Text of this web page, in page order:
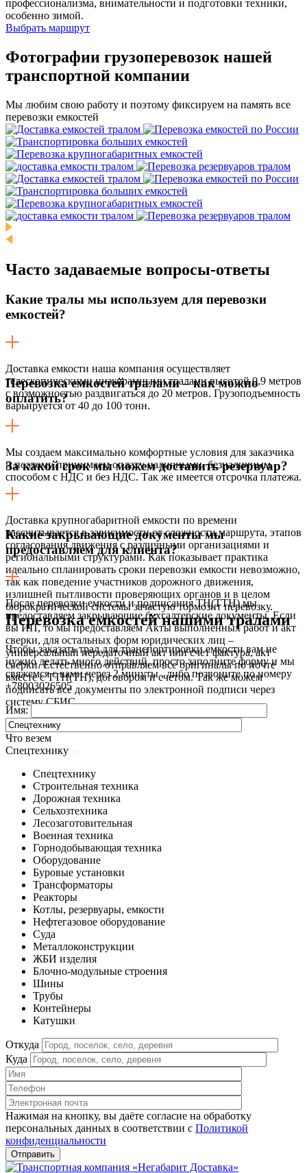
профессионализма, внимательности и подготовки техники,
особенно зимой.
Выбрать маршрут
Фотографии грузоперевозок нашей
транспортной компании
Мы любим свою работу и поэтому фиксируем на память все
перевозки емкостей
Часто задаваемые вопросы-ответы
Какие тралы мы используем для перевозки
емкостей?
Доставка емкости наша компания осуществляет
телескопическими низкорамными тралами высотой 0,9 метров
с возможностью раздвигаться до 20 метров. Грузоподъемность
варьируется от 40 до 100 тонн.
Перевозка емкостей тралами – как можно
оплатить?
Мы создаем максимально комфортные условия для заказчика
и поэтому принимаем оплату наличными, безналичным
способом с НДС и без НДС. Так же имеется отсрочка платежа.
За какой срок мы можем доставить резервуар?
Доставка крупногабаритной емкости по времени
рассчитывается в зависимости от сложности маршрута, этапов
согласования движения с различными организациями и
региональными структурами. Как показывает практика
идеально спланировать сроки перевозки емкости невозможно,
так как поведение участников дорожного движения,
излишней пытливости проверяющих органов и в целом
бюрократической системы зачастую тормозит перевозку.
Какие закрывающие документы мы
предоставляем для клиента?
После перевозки емкости и подписания ТН(ТТН) мы
предоставляем закрывающие бухгалтерские документы. Если
вы ИП, то мы предоставляем Акты выполненных работ и акт
сверки, для остальных форм юридических лиц –
универсальный передаточный акт или счет фактура, акт
сверки. Естественно отправляем все оригиналы по почте
вместе с ТТН(ТН), договором и счетом. Так же можем
подписать все документы по электронной подписи через
систему СБИС.
Перевозка емкостей нашими тралами
Чтобы заказать трал для транспортировки емкости вам не
нужно делать много действий, просто заполните форму и мы
свяжемся с вами через 2 минуты , либо позвоните по номеру
+78003026505
Имя:
Что везем
Спецтехнику
Спецтехнику
Строительная техника
Дорожная техника
Сельхозтехника
Лесозаготовительная
Военная техника
Горнодобывающая техника
Оборудование
Буровые установки
Трансформаторы
Реакторы
Котлы, резервуары, емкости
Нефтегазовое оборудование
Cуда
Металлоконструкции
ЖБИ изделия
Блочно-модульные строения
Шины
Трубы
Контейнеры
Катушки
Откуда
Куда
Нажимая на кнопку, вы даёте согласие на обработку
персональных данных в соответствии c Политикой
конфиденциальности